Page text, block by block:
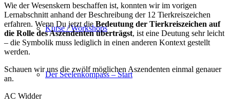
Kurse / Workshops
Der Seelenkompass – Start
Wie der Wesenskern beschaffen ist, konnten wir im vorigen
Lernabschnitt anhand der Beschreibung der 12 Tierkreiszeichen
erfahren. Wenn Du jetzt die Bedeutung der Tierkreiszeichen auf
die Rolle des Aszendenten überträgst, ist eine Deutung sehr leicht
– die Symbolik muss lediglich in einen anderen Kontext gestellt
werden.
Schauen wir uns die zwölf möglichen Aszendenten einmal genauer
an.
AC Widder